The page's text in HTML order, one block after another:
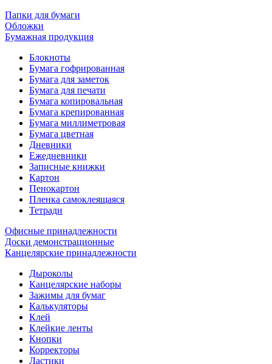
Папки для бумаги
Обложки
Бумажная продукция
Блокноты
Бумага гофрированная
Бумага для заметок
Бумага для печати
Бумага копировальная
Бумага крепированная
Бумага миллиметровая
Бумага цветная
Дневники
Ежедневники
Записные книжки
Картон
Пенокартон
Пленка самоклеящаяся
Тетради
Офисные принадлежности
Доски демонстрационные
Канцелярские принадлежности
Дыроколы
Канцелярские наборы
Зажимы для бумаг
Калькуляторы
Клей
Клейкие ленты
Кнопки
Корректоры
Ластики